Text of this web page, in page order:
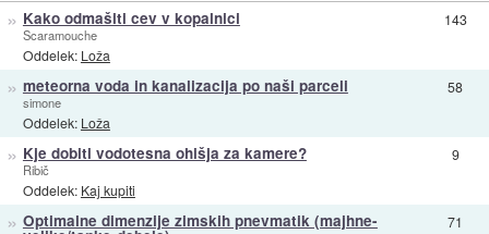
» Kako odmašiti cev v kopalnici
Scaramouche
Oddelek: Loža
143
» meteorna voda in kanalizacija po naši parceli
simone
Oddelek: Loža
58
» Kje dobiti vodotesna ohišja za kamere?
Ribič
Oddelek: Kaj kupiti
9
» Optimalne dimenzije zimskih pnevmatik (majhne- 71